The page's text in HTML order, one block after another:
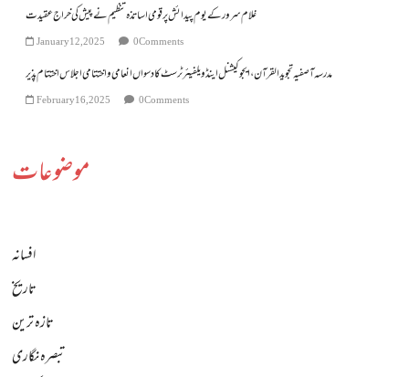
غلام سرور کے یوم پیدائش پر قومی اساتذہ تنظیم نے پیش کی خراج عقیدت
January 12, 2025 0 Comments
مدرسہ آصفیہ تجوید القرآن، ایجوکیشنل اینڈ ویلفیئر ٹرسٹ کا دسواں انعامی و اختتامی اجلاس اختتام پذیر
February 16, 2025 0 Comments
موضوعات
افسانہ
تاریخ
تازہ ترین
تبصرہ نگاری